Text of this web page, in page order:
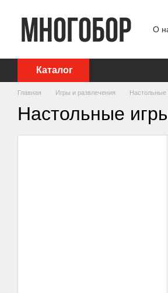
О
Каталог
Главная Игры и развлечения Настольные
Настольные